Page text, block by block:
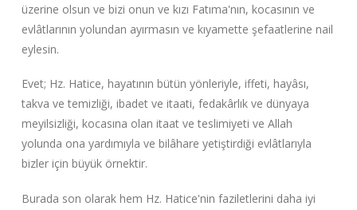
üzerine olsun ve bizi onun ve kızı Fatıma'nın, kocasının ve
evlâtlarının yolundan ayırmasın ve kıyamette şefaatlerine nail
eylesin.
Evet; Hz. Hatice, hayatının bütün yönleriyle, iffeti, hayâsı,
takva ve temizliği, ibadet ve itaati, fedakârlık ve dünyaya
meyilsizliği, kocasına olan itaat ve teslimiyeti ve Allah
yolunda ona yardımıyla ve bilâhare yetiştirdiği evlâtlarıyla
bizler için büyük örnektir.
Burada son olarak hem Hz. Hatice'nin faziletlerini daha iyi